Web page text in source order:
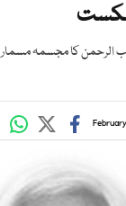
کا مجسمہ مسمار